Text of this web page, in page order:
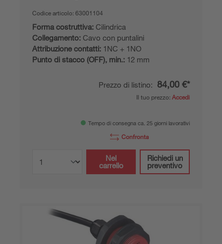
Codice articolo: 63001104
Forma costruttiva: Cilindrica
Collegamento: Cavo con puntalini
Attribuzione contatti: 1NC + 1NO
Punto di stacco (OFF), min.: 12 mm
Prezzo di listino: 84,00 €*
Il tuo prezzo: Accedi
Tempo di consegna ca. 25 giorni lavorativi
Confronta
Nel
carrello
Richiedi un
preventivo